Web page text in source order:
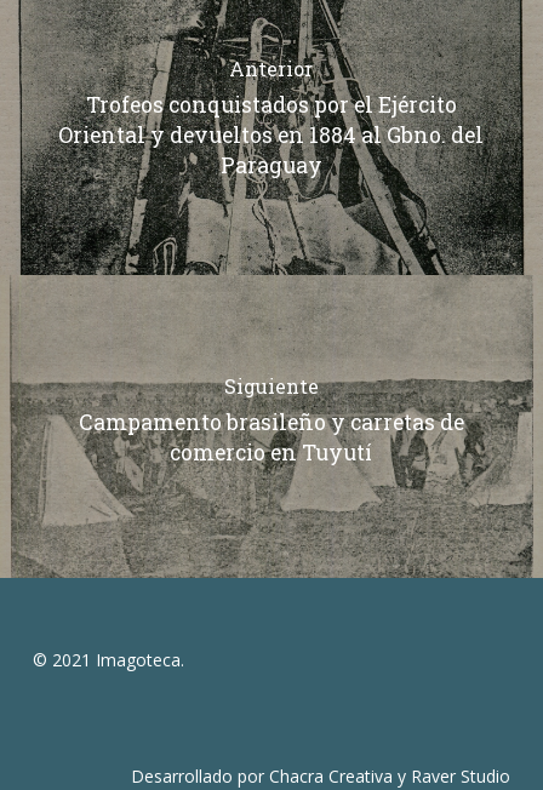
Anterior
Trofeos conquistados por el Ejército
Oriental y devueltos en 1884 al Gbno. del
Paraguay
Siguiente
Campamento brasileño y carretas de
comercio en Tuyutí
© 2021 Imagoteca.
Desarrollado porChacra Creativa y Raver Studio